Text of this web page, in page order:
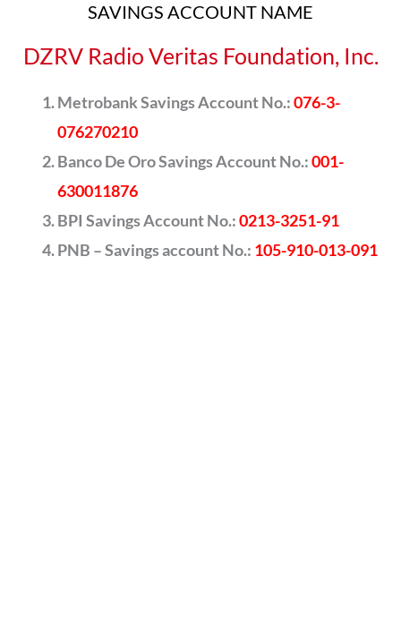
SAVINGS ACCOUNT NAME
DZRV Radio Veritas Foundation, Inc.
Metrobank Savings Account No.:076-3-
076270210
Banco De Oro Savings Account No.:001-
630011876
BPI Savings Account No.:0213-3251-91
PNB – Savings account No.: 105-910-013-091